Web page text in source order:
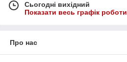
Сьогодні вихідний
Показати весь графік роботи
Про нас